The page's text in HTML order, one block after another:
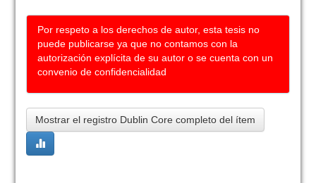
Por respeto a los derechos de autor, esta tesis no
puede publicarse ya que no contamos con la
autorización explícita de su autor o se cuenta con un
convenio de confidencialidad
Mostrar el registro Dublin Core completo del ítem